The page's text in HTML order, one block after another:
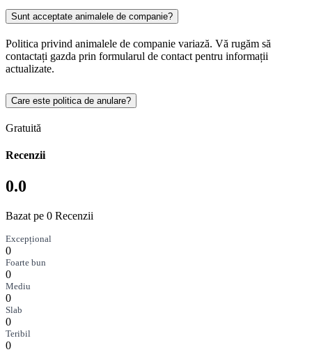
Sunt acceptate animalele de companie?
Politica privind animalele de companie variază. Vă rugăm să
contactați gazda prin formularul de contact pentru informații
actualizate.
Care este politica de anulare?
Gratuită
Recenzii
0.0
Bazat pe 0 Recenzii
Excepțional
0
Foarte bun
0
Mediu
0
Slab
0
Teribil
0